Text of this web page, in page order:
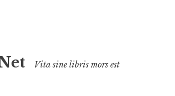
Vita sine libris mors est